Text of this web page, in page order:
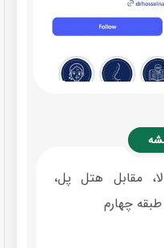
مقابل هتل پل،
چهارم